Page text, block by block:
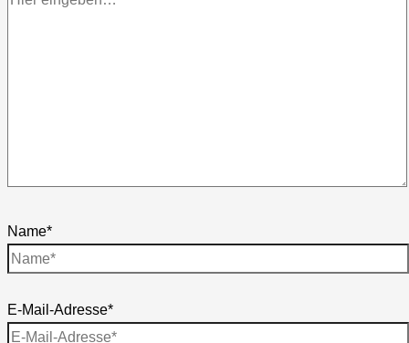
Name*
E-Mail-Adresse*